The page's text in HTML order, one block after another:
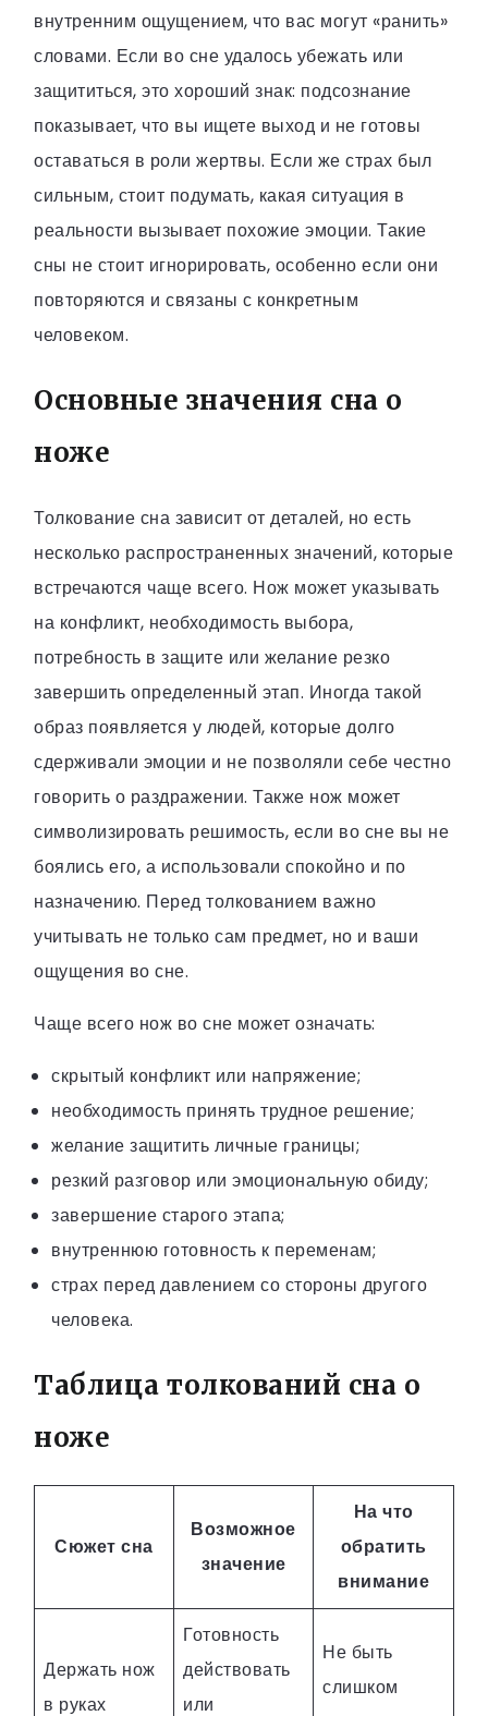
внутренним ощущением, что вас могут «ранить»
словами. Если во сне удалось убежать или
защититься, это хороший знак: подсознание
показывает, что вы ищете выход и не готовы
оставаться в роли жертвы. Если же страх был
сильным, стоит подумать, какая ситуация в
реальности вызывает похожие эмоции. Такие
сны не стоит игнорировать, особенно если они
повторяются и связаны с конкретным
человеком.
Основные значения сна о
ноже
Толкование сна зависит от деталей, но есть
несколько распространенных значений, которые
встречаются чаще всего. Нож может указывать
на конфликт, необходимость выбора,
потребность в защите или желание резко
завершить определенный этап. Иногда такой
образ появляется у людей, которые долго
сдерживали эмоции и не позволяли себе честно
говорить о раздражении. Также нож может
символизировать решимость, если во сне вы не
боялись его, а использовали спокойно и по
назначению. Перед толкованием важно
учитывать не только сам предмет, но и ваши
ощущения во сне.
Чаще всего нож во сне может означать:
скрытый конфликт или напряжение;
необходимость принять трудное решение;
желание защитить личные границы;
резкий разговор или эмоциональную обиду;
завершение старого этапа;
внутреннюю готовность к переменам;
страх перед давлением со стороны другого
человека.
Таблица толкований сна о
ноже
Сюжет сна
Возможное
значение
На что
обратить
внимание
Держать нож
в руках
Готовность
действовать
или
Не быть
слишком